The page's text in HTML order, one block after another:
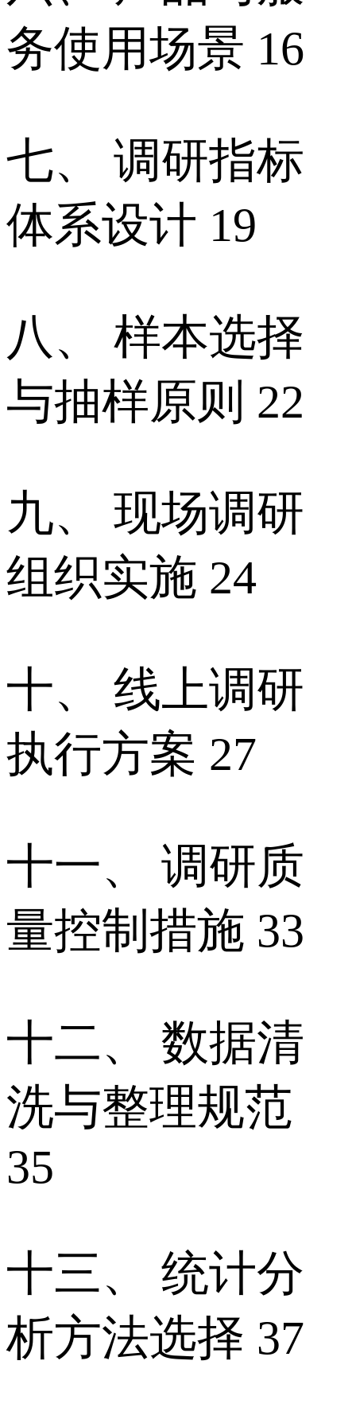
务使用场景 16
七、 调研指标
体系设计 19
八、 样本选择
与抽样原则 22
九、 现场调研
组织实施 24
十、 线上调研
执行方案 27
十一、 调研质
量控制措施 33
十二、 数据清
洗与整理规范
35
十三、 统计分
析方法选择 37